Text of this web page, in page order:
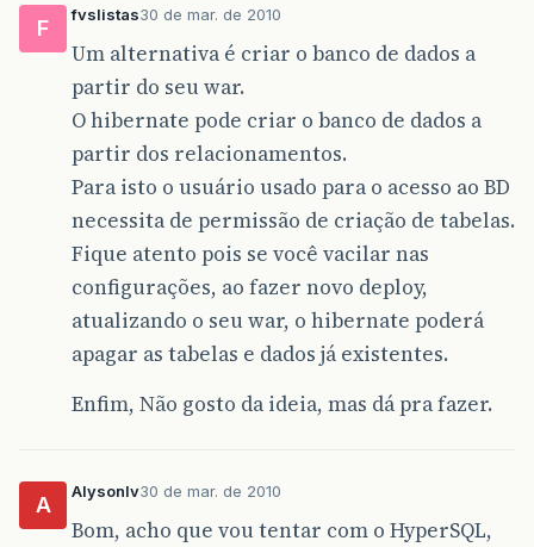
F
fvslistas30 de mar. de 2010
Um alternativa é criar o banco de dados a
partir do seu war.
O hibernate pode criar o banco de dados a
partir dos relacionamentos.
Para isto o usuário usado para o acesso ao BD
necessita de permissão de criação de tabelas.
Fique atento pois se você vacilar nas
configurações, ao fazer novo deploy,
atualizando o seu war, o hibernate poderá
apagar as tabelas e dados já existentes.
Enfim, Não gosto da ideia, mas dá pra fazer.
A
Alysonlv30 de mar. de 2010
Bom, acho que vou tentar com o HyperSQL,